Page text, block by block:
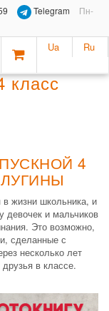
Telegram
Пн-
Ua Ru
класс
4
жизни школьника, и
девочек и мальчиков
Это возможно,
сделанные с
несколько лет
в классе.